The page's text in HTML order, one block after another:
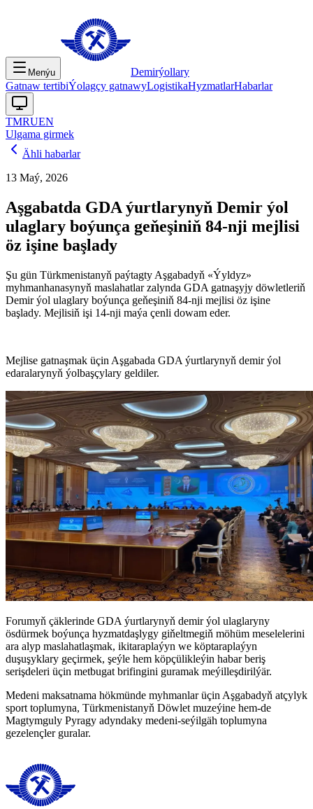
Menýu
Demirýollary
Gatnaw tertibiÝolagçy gatnawyLogistikaHyzmatlarHabarlar
TMRUEN
Ulgama girmek
Ähli habarlar
13 Maý, 2026
Aşgabatda GDA ýurtlarynyň Demir ýol
ulaglary boýunça geňeşiniň 84-nji mejlisi
öz işine başlady
Şu gün Türkmenistanyň paýtagty Aşgabadyň «Ýyldyz»
myhmanhanasynyň maslahatlar zalynda GDA gatnaşyjy döwletleriň
Demir ýol ulaglary boýunça geňeşiniň 84-nji mejlisi öz işine
başlady. Mejlisiň işi 14-nji maýa çenli dowam eder.
Mejlise gatnaşmak üçin Aşgabada GDA ýurtlarynyň demir ýol
edaralarynyň ýolbaşçylary geldiler.
Forumyň çäklerinde GDA ýurtlarynyň demir ýol ulaglaryny
ösdürmek boýunça hyzmatdaşlygy giňeltmegiň möhüm meselelerini
ara alyp maslahatlaşmak, ikitaraplaýyn we köptaraplaýyn
duşuşyklary geçirmek, şeýle hem köpçülikleýin habar beriş
serişdeleri üçin metbugat brifingini guramak meýilleşdirilýär.
Medeni maksatnama hökmünde myhmanlar üçin Aşgabadyň atçylyk
sport toplumyna, Türkmenistanyň Döwlet muzeýine hem-de
Magtymguly Pyragy adyndaky medeni-seýilgäh toplumyna
gezelençler guralar.